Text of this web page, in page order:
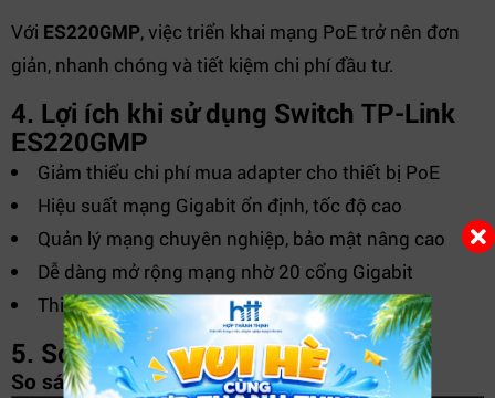
Với ES220GMP, việc triển khai mạng PoE trở nên đơn
giản, nhanh chóng và tiết kiệm chi phí đầu tư.
4. Lợi ích khi sử dụng Switch TP-Link
ES220GMP
Giảm thiểu chi phí mua adapter cho thiết bị PoE
Hiệu suất mạng Gigabit ổn định, tốc độ cao
Quản lý mạng chuyên nghiệp, bảo mật nâng cao
Dễ dàng mở rộng mạng nhờ 20 cổng Gigabit
Thiết kế bền bỉ, vận hành 24/7 ổn định
5. So sánh sản phẩm và FAQ
So sánh các Switch PoE cùng loại